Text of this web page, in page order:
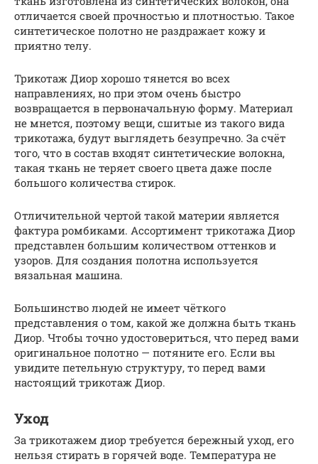
отличается своей прочностью и плотностью. Такое
синтетическое полотно не раздражает кожу и
приятно телу.
Трикотаж Диор хорошо тянется во всех
направлениях, но при этом очень быстро
возвращается в первоначальную форму. Материал
не мнется, поэтому вещи, сшитые из такого вида
трикотажа, будут выглядеть безупречно. За счёт
того, что в состав входят синтетические волокна,
такая ткань не теряет своего цвета даже после
большого количества стирок.
Отличительной чертой такой материи является
фактура ромбиками. Ассортимент трикотажа Диор
представлен большим количеством оттенков и
узоров. Для создания полотна используется
вязальная машина.
Большинство людей не имеет чёткого
представления о том, какой же должна быть ткань
Диор. Чтобы точно удостовериться, что перед вами
оригинальное полотно — потяните его. Если вы
увидите петельную структуру, то перед вами
настоящий трикотаж Диор.
Уход
За трикотажем диор требуется бережный уход, его
нельзя стирать в горячей воде. Температура не